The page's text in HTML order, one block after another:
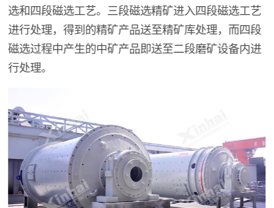
选和四段磁选工艺。三段磁选精矿进入四段磁选工艺
进行处理，得到的精矿产品送至精矿库处理，而四段
磁选过程中产生的中矿产品即送至二段磨矿设备内进
行处理。